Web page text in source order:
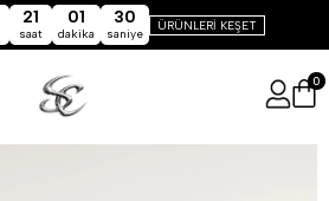
21
saat
01
dakika
29
saniye
ÜRÜNLERİ KEŞET
0